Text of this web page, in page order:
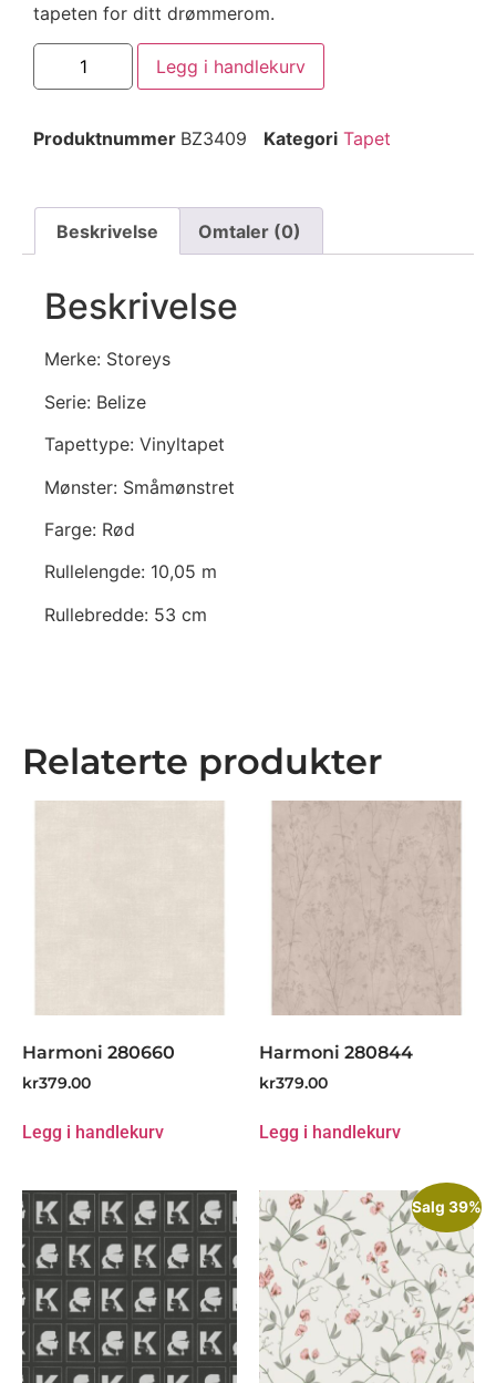
tapeten for ditt drømmerom.
Legg i handlekurv
Produktnummer BZ3409 Kategori Tapet
Beskrivelse Omtaler (0)
Beskrivelse
Merke: Storeys
Serie: Belize
Tapettype: Vinyltapet
Mønster: Småmønstret
Farge: Rød
Rullelengde: 10,05 m
Rullebredde: 53 cm
Relaterte produkter
Harmoni 280660
kr379.00
Legg i handlekurv
Harmoni 280844
kr379.00
Legg i handlekurv
Salg 39%